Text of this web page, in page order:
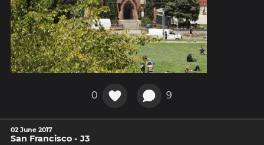
0 9
02 June 2017
San Francisco - J3